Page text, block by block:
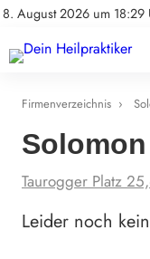
8. August 2026 um 18:29
Impressum
Natürliche Medizin
Heilpflanzen &
Firmenverzeichnis ›
Taurogger Platz
Leider noch